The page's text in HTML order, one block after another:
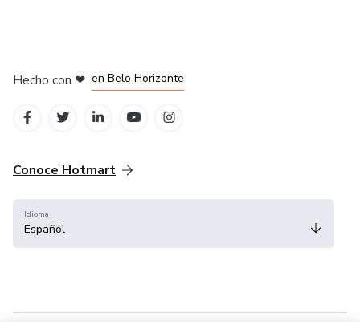
Hecho con ❤ en Belo Horizonte
Conoce Hotmart
Idioma
Español